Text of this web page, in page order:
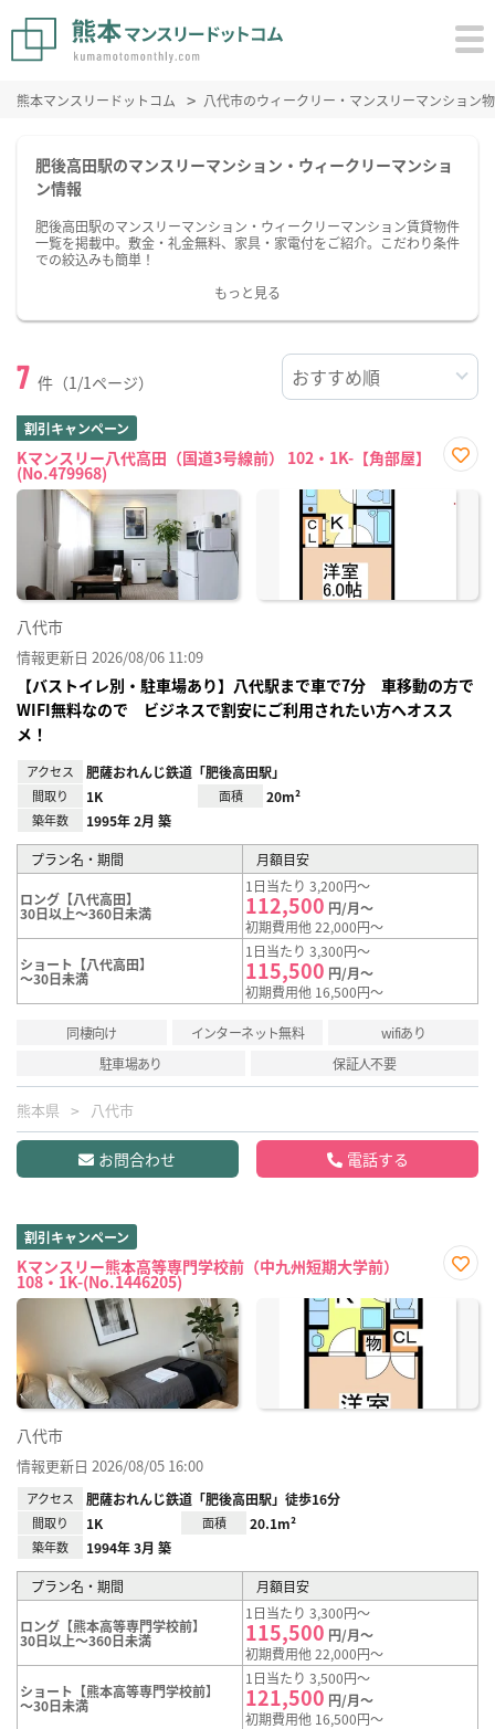
熊本マンスリードットコム 八代市のウィークリー・マンスリーマンション
肥後高田駅のマンスリーマンション・ウィークリーマンショ
ン情報
肥後高田駅のマンスリーマンション・ウィークリーマンション賃貸物件
一覧を掲載中。敷金・礼金無料、家具・家電付をご紹介。こだわり条件
での絞込みも簡単！
もっと見る
7 件（1/1ページ）
割引キャンペーン
Kマンスリー八代高田（国道3号線前） 102・1K-【角部屋】
(No.479968)
に入
り登
八代市
情報更新日 2026/08/06 11:09
【バストイレ別・駐車場あり】八代駅まで車で7分 車移動の方で
WIFI無料なので ビジネスで割安にご利用されたい方へオスス
メ！
アクセス 肥薩おれんじ鉄道「肥後高田駅」
間取り 1K 面積 20m²
築年数 1995年 2月 築
プラン名・期間 月額目安
ロング【八代高田】
30日以上～360日未満
1日当たり 3,200円～
112,500 円/月～
初期費用他 22,000円～
ショート【八代高田】
～30日未満
1日当たり 3,300円～
115,500 円/月～
初期費用他 16,500円～
同棲向け インターネット無料
wifiあり
駐車場あり
保証人不要
熊本県 八代市
お問合わせ 電話する
割引キャンペーン
Kマンスリー熊本高等専門学校前（中九州短期大学前）
108・1K-(No.1446205)
に入
八代市
情報更新日 2026/08/05 16:00
アクセス 肥薩おれんじ鉄道「肥後高田駅」徒歩16分
間取り 1K 面積 20.1m²
築年数 1994年 3月 築
プラン名・期間 月額目安
ロング【熊本高等専門学校前】
30日以上～360日未満
1日当たり 3,300円～
115,500 円/月～
初期費用他 22,000円～
ショート【熊本高等専門学校前】
～30日未満
1日当たり 3,500円～
121,500 円/月～
初期費用他 16,500円～